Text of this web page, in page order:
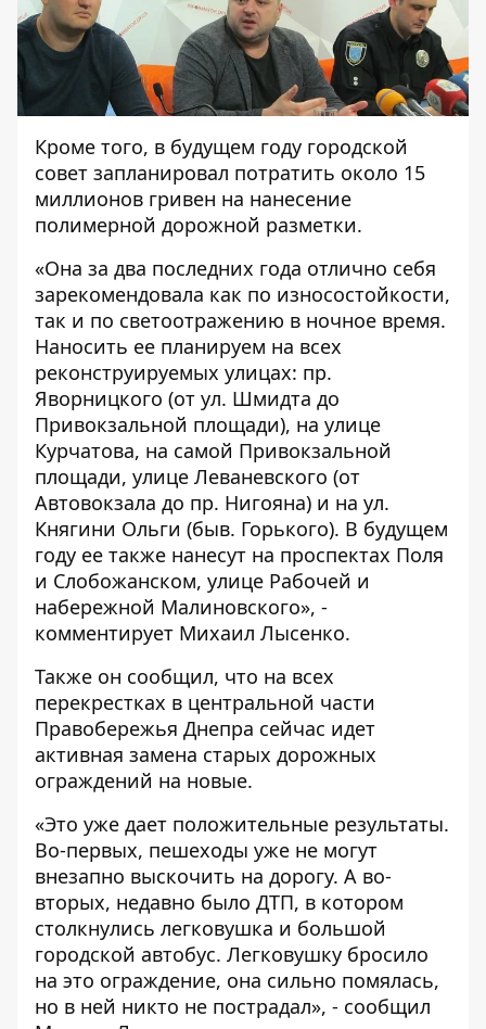
Кроме того, в будущем году городской
совет запланировал потратить около 15
миллионов гривен на нанесение
полимерной дорожной разметки.
«Она за два последних года отлично себя
зарекомендовала как по износостойкости,
так и по светоотражению в ночное время.
Наносить ее планируем на всех
реконструируемых улицах: пр.
Яворницкого (от ул. Шмидта до
Привокзальной площади), на улице
Курчатова, на самой Привокзальной
площади, улице Леваневского (от
Автовокзала до пр. Нигояна) и на ул.
Княгини Ольги (быв. Горького). В будущем
году ее также нанесут на проспектах Поля
и Слобожанском, улице Рабочей и
набережной Малиновского», -
комментирует Михаил Лысенко.
Также он сообщил, что на всех
перекрестках в центральной части
Правобережья Днепра сейчас идет
активная замена старых дорожных
ограждений на новые.
«Это уже дает положительные результаты.
Во-первых, пешеходы уже не могут
внезапно выскочить на дорогу. А во-
вторых, недавно было ДТП, в котором
столкнулись легковушка и большой
городской автобус. Легковушку бросило
на это ограждение, она сильно помялась,
но в ней никто не пострадал», - сообщил